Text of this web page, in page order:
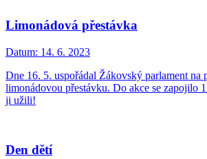
Limonádová přestávka
Datum: 14. 6. 2023
Dne 16. 5. uspořádal Žákovský parlament na
limonádovou přestávku. Do akce se zapojilo
ji užili!
Den dětí